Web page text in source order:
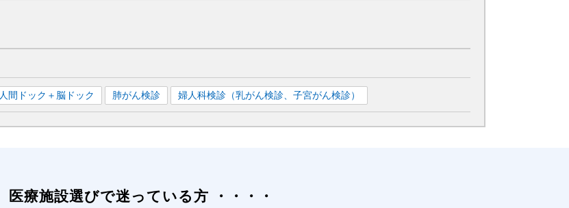
人間ドック＋脳ドック 肺がん検診 婦人科検診（乳がん検診、子宮がん検診）
医療施設選びで迷っている方